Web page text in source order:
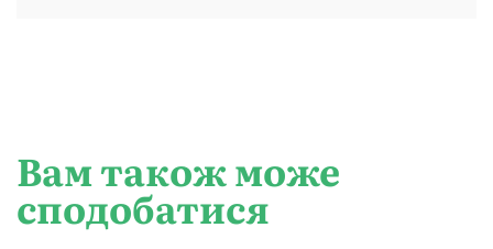
Вам також може
сподобатися